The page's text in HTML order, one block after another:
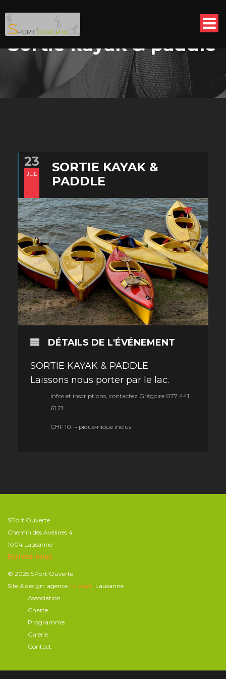
Sortie kayak & paddle
23
JUL
SORTIE KAYAK &
PADDLE
DÉTAILS DE L'ÉVÉNEMENT
SORTIE KAYAK & PADDLE
Laissons nous porter par le lac.
Infos et inscriptions, contactez Grégoire 077 441
61 21
CHF 10.-­‐ pique‐nique inclus
SPort'Ouverte
Chemin des Avelines 4
1004 Lausanne
Ecrivez-nous
© 2025 SPort'Ouverte
Site & design: agence konsept, Lausanne
Association
Charte
Programme
Galerie
Contact